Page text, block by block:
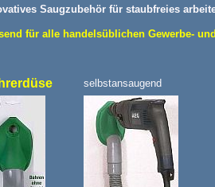
Saugzubehör für staubfreies
für alle handelsüblichen Gewerbe-
selbstansaugend